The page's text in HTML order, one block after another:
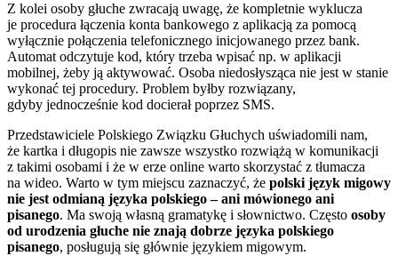
Z kolei osoby głuche zwracają uwagę, że kompletnie wyklucza
je procedura łączenia konta bankowego z aplikacją za pomocą
wyłącznie połączenia telefonicznego inicjowanego przez bank.
Automat odczytuje kod, który trzeba wpisać np. w aplikacji
mobilnej, żeby ją aktywować. Osoba niedosłysząca nie jest w stanie
wykonać tej procedury. Problem byłby rozwiązany,
gdyby jednocześnie kod docierał poprzez SMS.
Przedstawiciele Polskiego Związku Głuchych uświadomili nam,
że kartka i długopis nie zawsze wszystko rozwiążą w komunikacji
z takimi osobami i że w erze online warto skorzystać z tłumacza
na wideo. Warto w tym miejscu zaznaczyć, że polski język migowy
nie jest odmianą języka polskiego – ani mówionego ani
pisanego. Ma swoją własną gramatykę i słownictwo. Często osoby
od urodzenia głuche nie znają dobrze języka polskiego
pisanego, posługują się głównie językiem migowym.